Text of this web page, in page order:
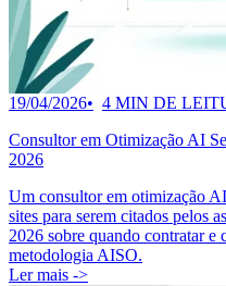
19/04/2026 4 MIN DE
Consultor em Otimização AI
2026
Um consultor em otimização
sites para serem citados pelos
2026 sobre quando contratar
metodologia AISO.
Ler mais ->